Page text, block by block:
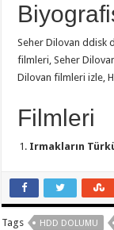
Seher Dilovan ddisk
filmleri, Seher
Dilovan filmleri izle,
Filmleri
Irmakların
Tags HDD DOLUMU